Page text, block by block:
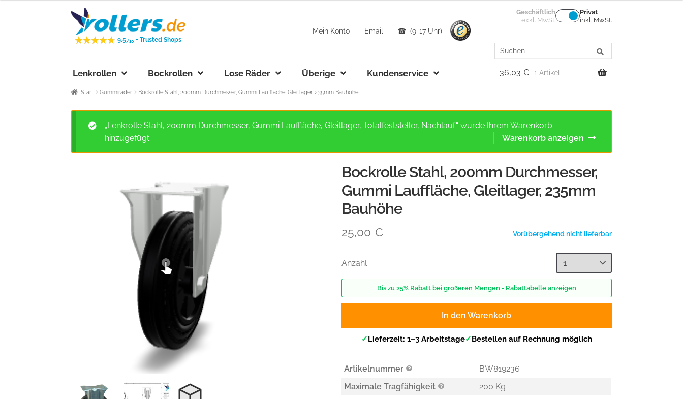
Zur
Navigation
springen
Zum
Inhalt
springen
9.5/10 -Trusted Shops
Mein Konto Email ☎ (9-17 Uhr)
Geschäftlich
exkl. MwSt.
Privat
inkl. MwSt.
Search
for:
Lenkrollen Bockrollen Lose Räder Überige Kundenservice 36,03 € 1 Artikel
Start Gummiräder Bockrolle Stahl, 200mm Durchmesser, Gummi Lauffläche, Gleitlager, 235mm Bauhöhe
„Lenkrolle Stahl, 200mm Durchmesser, Gummi Lauffläche, Gleitlager, Totalfeststeller, Nachlauf“ wurde Ihrem Warenkorb
hinzugefügt.
Warenkorb anzeigen
Bockrolle Stahl, 200mm Durchmesser,
Gummi Lauffläche, Gleitlager, 235mm
Bauhöhe
25,00 € Vorübergehend nicht lieferbar
Anzahl
Bis zu 25% Rabatt bei größeren Mengen - Rabattabelle anzeigen
In den Warenkorb
✓ Lieferzeit: 1–3 Arbeitstage✓ Bestellen auf Rechnung möglich
Artikelnummer
BW819236
Maximale Tragfähigkeit
200 Kg